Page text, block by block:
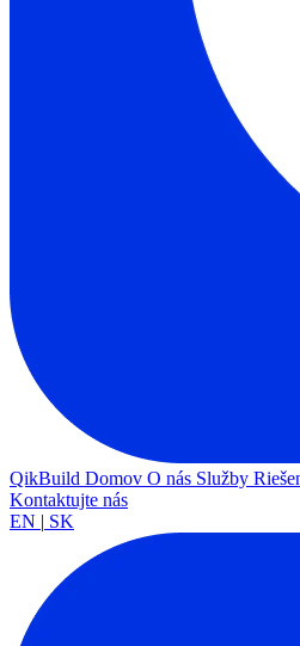
QikBuild Domov O nás Služby
Kontaktujte nás
EN | SK